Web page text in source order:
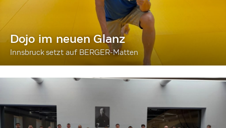
Dojo im neuen Glanz
Innsbruck setzt auf BERGER-Matten